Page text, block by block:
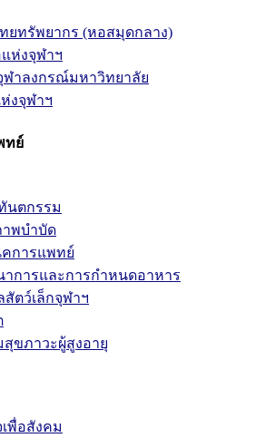
ยทรัพยากร (หอสมุดกลาง)
ห่งจุฬาฯ
าลงกรณ์มหาวิทยาลัย
งจุฬาฯ
ทย์
นตกรรม
พบำบัด
การแพทย์
การและการกำหนดอาหาร
สัตว์เล็กจุฬาฯ
สุขภาวะผู้สูงอายุ
พื่อสังคม